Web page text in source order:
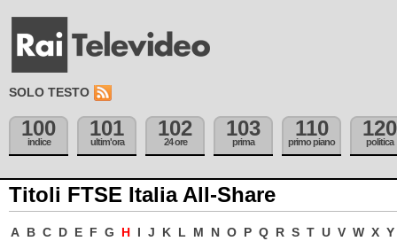
SOLO TESTO
100
indice
101
ultim'ora
102
24 ore
103
prima
110
primo piano
120
politica
Titoli FTSE Italia All-Share
A B C D E F G H I J K L M N O P Q R S T U V W X Y